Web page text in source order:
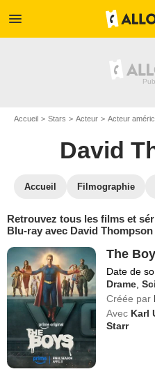
menu
Accueil Stars Acteur Acteur
David
Accueil Filmographie
Retrouvez tous les films et
Blu-ray avec David Thompson
The
Date de
Drame ,
Créée par
Avec Karl
Starr